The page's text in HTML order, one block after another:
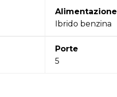
Alimentazione
Ibrido benzina
Porte
5